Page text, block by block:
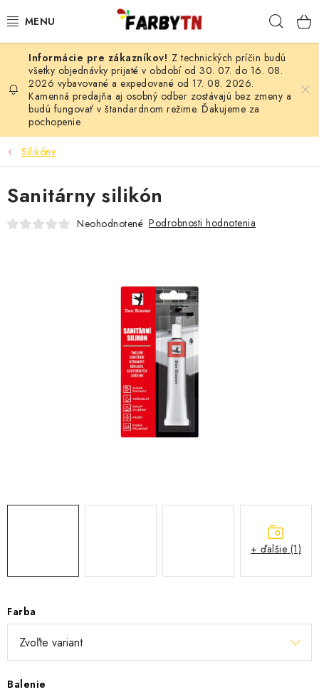
na
FARBY A LAKY
STAVEBNÁ CHÉMIA
MALIARSKE POTREBY
OBCHODNÉ PODMIENKY
HODNOTENIE OBCHODU
Moja objednávka
Vrátenie a odstúpenie od zmluvy
Podmienky ochrany osobných údajov
Formulár na reklamáciu tovaru
Z technických príčin budú
všetky objednávky prijaté v období od 30. 07. do 16. 08.
2026 vybavované a expedované od 17. 08. 2026.
Kamenná predajňa aj osobný odber zostávajú bez zmeny a
budú fungovať v štandardnom režime. Ďakujeme za
pochopenie
Silikóny
Farba
Balenie
Sanitárny silikón
Neohodnotené Podrobnosti hodnotenia
+ ďalšie (1)